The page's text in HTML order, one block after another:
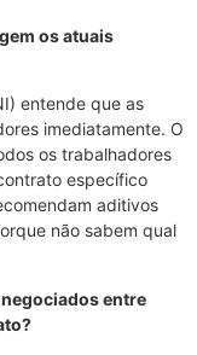
os atuais
entende que as
imediatamente. O
os trabalhadores
específico
aditivos
não sabem qual
entre